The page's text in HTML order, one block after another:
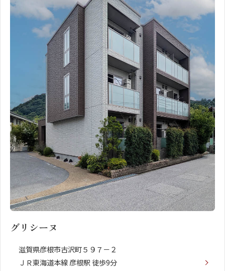
グリシーヌ
滋賀県彦根市古沢町５９７－２
ＪＲ東海道本線 彦根駅 徒歩9分